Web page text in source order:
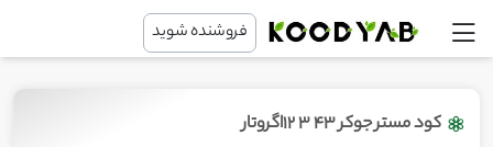
فروشنده شوید
کود مستر جوکر 43 3 12اگروتار